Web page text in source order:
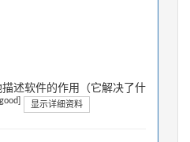
述软件的作用（它解决了什
显示详细资料